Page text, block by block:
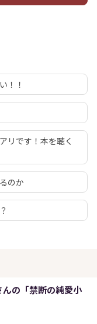
！！
リです！本を聴く
のか
の「禁断の純愛小